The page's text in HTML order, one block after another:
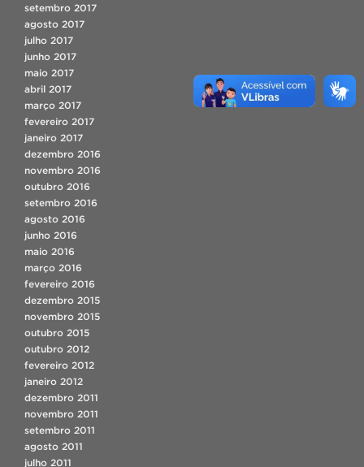
setembro 2017
agosto 2017
julho 2017
junho 2017
maio 2017
abril 2017
março 2017
fevereiro 2017
janeiro 2017
dezembro 2016
novembro 2016
outubro 2016
setembro 2016
agosto 2016
junho 2016
maio 2016
março 2016
fevereiro 2016
dezembro 2015
novembro 2015
outubro 2015
outubro 2012
fevereiro 2012
janeiro 2012
dezembro 2011
novembro 2011
setembro 2011
agosto 2011
julho 2011